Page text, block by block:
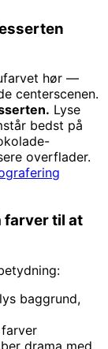
hør —
centerscenen.
Lyse
bedst på
overflader.
farver til at
baggrund,
drama med